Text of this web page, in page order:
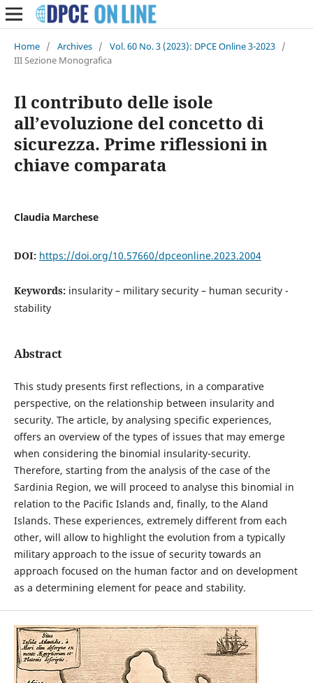
Home / Archives / Vol. 60 No. 3 (2023): DPCE Online 3-2023 /
III Sezione Monografica
Il contributo delle isole
all’evoluzione del concetto di
sicurezza. Prime riflessioni in
chiave comparata
Claudia Marchese
DOI: https://doi.org/10.57660/dpceonline.2023.2004
Keywords: insularity – military security – human security -
stability
Abstract
This study presents first reflections, in a comparative
perspective, on the relationship between insularity and
security. The article, by analysing specific experiences,
offers an overview of the types of issues that may emerge
when considering the binomial insularity-security.
Therefore, starting from the analysis of the case of the
Sardinia Region, we will proceed to analyse this binomial in
relation to the Pacific Islands and, finally, to the Aland
Islands. These experiences, extremely different from each
other, will allow to highlight the evolution from a typically
military approach to the issue of security towards an
approach focused on the human factor and on development
as a determining element for peace and stability.